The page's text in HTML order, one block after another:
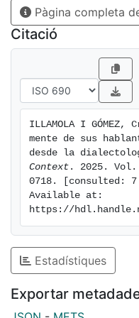
cómo sentimos y
la de los demás.
Pàgina completa
Citació
ILLAMOLA I
mente de sus
desde la
Context . 2025. Vol.
0718. [consulted:
Available at:
https://
Estadístiques
Exportar